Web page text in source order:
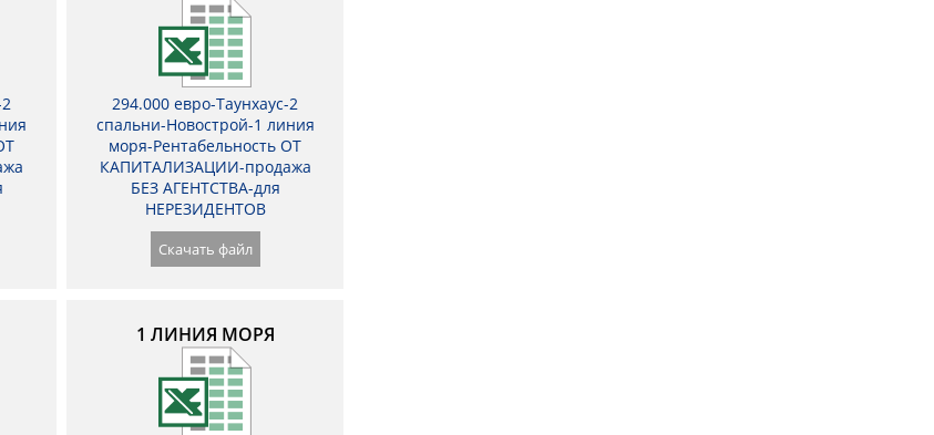
294.000 евро-Таунхаус-2
спальни-Новострой-1 линия
моря-Рентабельность ОТ
КАПИТАЛИЗАЦИИ-продажа
БЕЗ АГЕНТСТВА-для
НЕРЕЗИДЕНТОВ
Скачать файл
1 ЛИНИЯ МОРЯ